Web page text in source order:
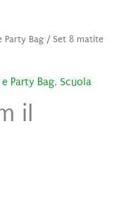
Party Bag/ Set 8 matite
Party Bag, Scuola
il